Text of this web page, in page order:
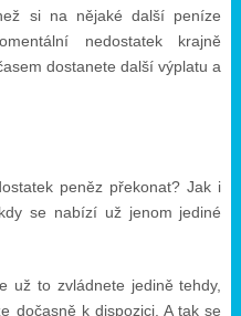
si na nějaké další peníze
nedostatek krajně
dostanete další výplatu a
peněz překonat? Jak i
se nabízí už jenom jediné
už to zvládnete jedině tehdy,
dočasně k dispozici. A tak se